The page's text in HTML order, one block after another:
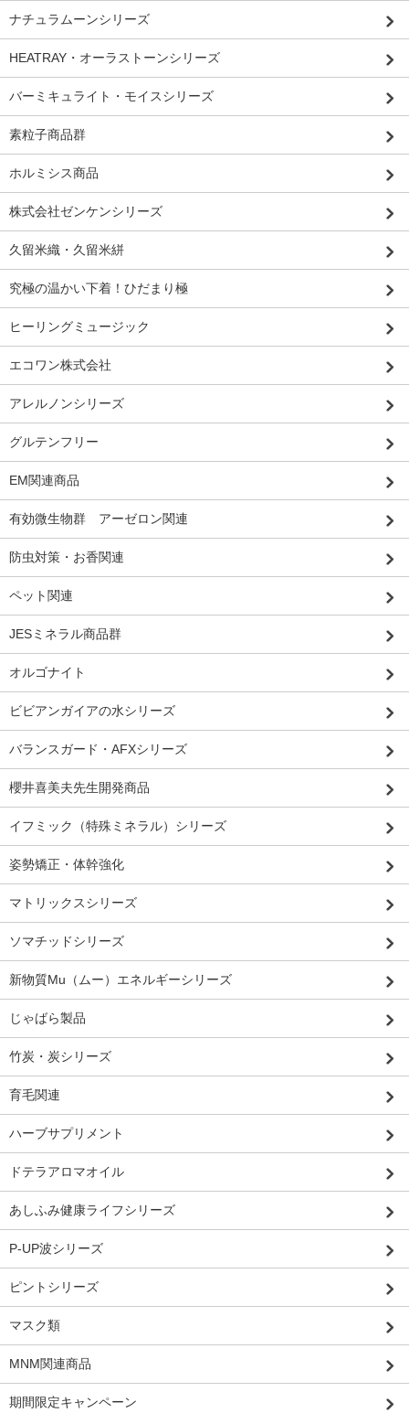
ナチュラムーンシリーズ
HEATRAY・オーラストーンシリーズ
バーミキュライト・モイスシリーズ
素粒子商品群
ホルミシス商品
株式会社ゼンケンシリーズ
久留米織・久留米絣
究極の温かい下着！ひだまり極
ヒーリングミュージック
エコワン株式会社
アレルノンシリーズ
グルテンフリー
EM関連商品
有効微生物群 アーゼロン関連
防虫対策・お香関連
ペット関連
JESミネラル商品群
オルゴナイト
ビビアンガイアの水シリーズ
バランスガード・AFXシリーズ
櫻井喜美夫先生開発商品
イフミック（特殊ミネラル）シリーズ
姿勢矯正・体幹強化
マトリックスシリーズ
ソマチッドシリーズ
新物質Mu（ムー）エネルギーシリーズ
じゃばら製品
竹炭・炭シリーズ
育毛関連
ハーブサプリメント
ドテラアロマオイル
あしふみ健康ライフシリーズ
P-UP波シリーズ
ピントシリーズ
マスク類
MNM関連商品
期間限定キャンペーン